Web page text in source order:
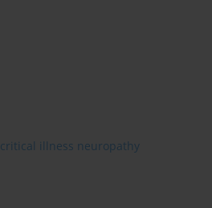
critical illness neuropathy